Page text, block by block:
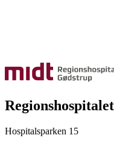
Hospitalsparken 15